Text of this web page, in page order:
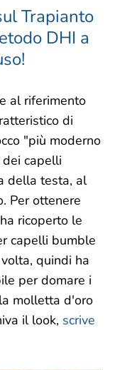
Trapianto
DHI a
al riferimento
di
"più moderno
capelli
della testa, al
Per ottenere
ricoperto le
capelli bumble
quindi ha
per domare i
molletta d'oro
il look, scrive